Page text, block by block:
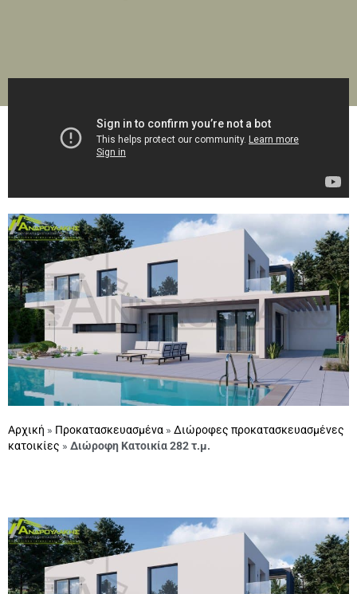
Αρχική » Προκατασκευασμένα » Διώροφες προκατασκευασμένες
κατοικίες » Διώροφη Κατοικία 282 τ.μ.